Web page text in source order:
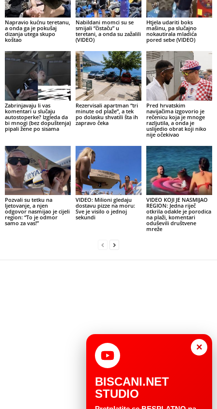
Napravio kućnu teretanu,
a onda ga je pokušaj
dizanja utega skupo
koštao
Nabildani momci su se
smijali “čistaču” u
teretani, a onda su zažalili
(VIDEO)
Htjela udariti boks
mašinu, pa slučajno
nokautirala mladića
pored sebe (VIDEO)
Zabrinjavaju li vas
komentari u slučaju
autostoperke? Izgleda da
bi mnogi (bez dopuštenja)
pipali žene po sisama
Rezervisali apartman “tri
minute od plaže”, a tek
po dolasku shvatili šta ih
zapravo čeka
Pred hrvatskim
navijačima izgovorio je
rečenicu koja je mnoge
razljutila, a onda je
uslijedio obrat koji niko
nije očekivao
Pozvali su tetku na
ljetovanje, a njen
odgovor nasmijao je cijeli
region: “To je odmor
samo za vas!”
VIDEO: Milioni gledaju
dostavu pizze na moru:
Sve je visilo o jednoj
sekundi
VIDEO KOJI JE NASMIJAO
REGION: Jedna riječ
otkrila odakle je porodica
na plaži, komentari
oduševili društvene
mreže
×
BISCANI.NET
STUDIO